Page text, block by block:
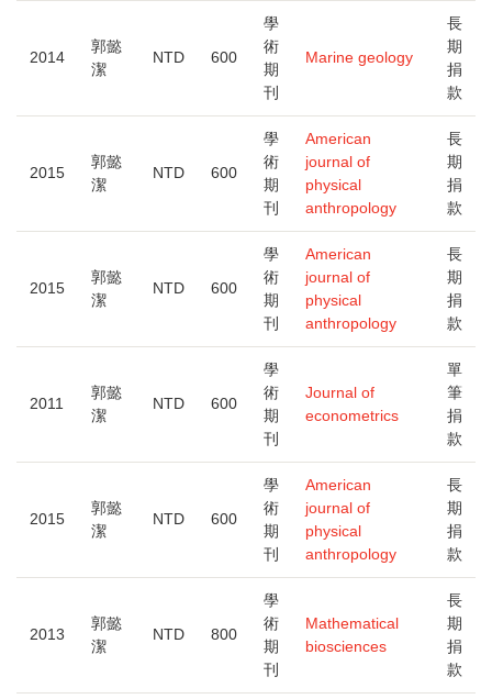
2014
郭懿
潔
NTD 600
學
術
期
刊
Marine geology
長
期
捐
款
2015
郭懿
潔
NTD 600
學
術
期
刊
American
journal of
physical
anthropology
長
期
捐
款
2015
郭懿
潔
NTD 600
學
術
期
刊
American
journal of
physical
anthropology
長
期
捐
款
2011
郭懿
潔
NTD 600
學
術
期
刊
Journal of
econometrics
單
筆
捐
款
2015
郭懿
潔
NTD 600
學
術
期
刊
American
journal of
physical
anthropology
長
期
捐
款
2013
郭懿
潔
NTD 800
學
術
期
刊
Mathematical
biosciences
長
期
捐
款